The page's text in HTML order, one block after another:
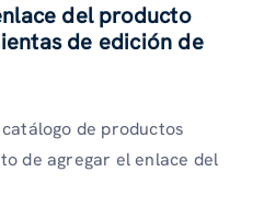
del producto
de edición de
de productos
de agregar el enlace del